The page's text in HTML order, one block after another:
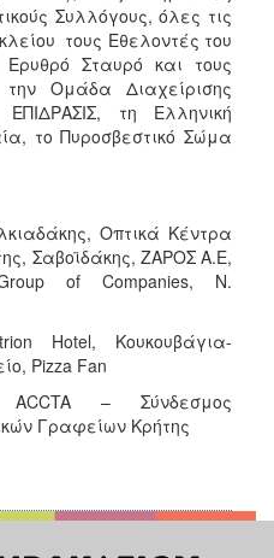
Συλλόγους, όλες τις
τους Εθελοντές του
Σταυρό και τους
Ομάδα Διαχείρισης
τη Ελληνική
το Πυροσβεστικό Σώμα
Οπτικά Κέντρα
Σαβοϊδάκης, ΖΑΡΟΣ Α.Ε,
of Companies, Ν.
Hotel, Κουκουβάγια-
Pizza Fan
– Σύνδεσμος
Γραφείων Κρήτης